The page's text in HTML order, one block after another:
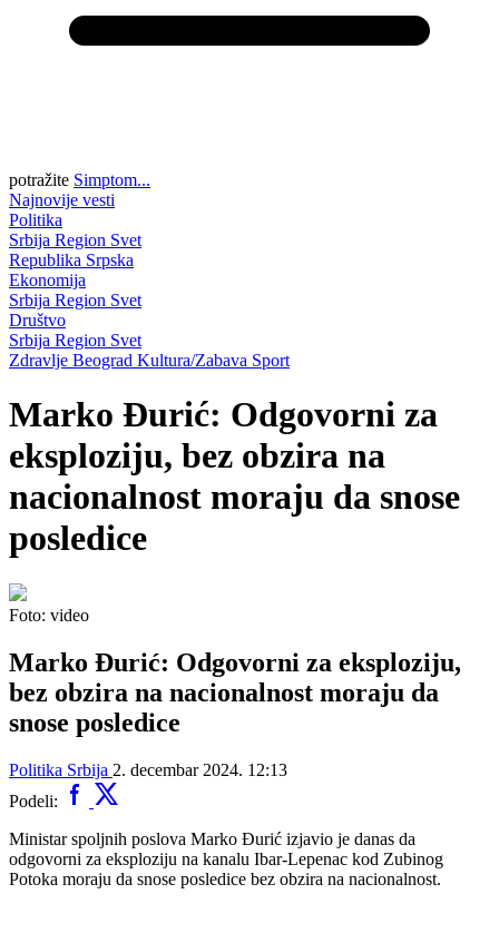
potražite Simptom...
Najnovije vesti
Politika
Srbija Region Svet
Republika Srpska
Ekonomija
Srbija Region Svet
Društvo
Srbija Region Svet
Zdravlje Beograd Kultura/Zabava Sport
Marko Đurić: Odgovorni za
eksploziju, bez obzira na
nacionalnost moraju da snose
posledice
Foto: video
Marko Đurić: Odgovorni za eksploziju,
bez obzira na nacionalnost moraju da
snose posledice
Politika Srbija 2. decembar 2024. 12:13
Podeli:
Ministar spoljnih poslova Marko Đurić izjavio je danas da
odgovorni za eksploziju na kanalu Ibar-Lepenac kod Zubinog
Potoka moraju da snose posledice bez obzira na nacionalnost.